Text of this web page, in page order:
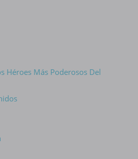
Héroes Más Poderosos Del